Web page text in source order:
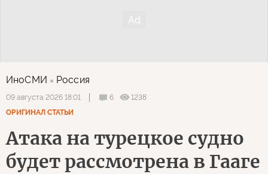
ИноСМИ Россия
09 августа 2026 18:01 6
1238
ОРИГИНАЛ СТАТЬИ
Атака на турецкое судно
будет рассмотрена в Гааге